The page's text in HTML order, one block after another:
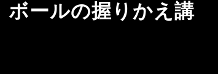
ボールの握りかえ講